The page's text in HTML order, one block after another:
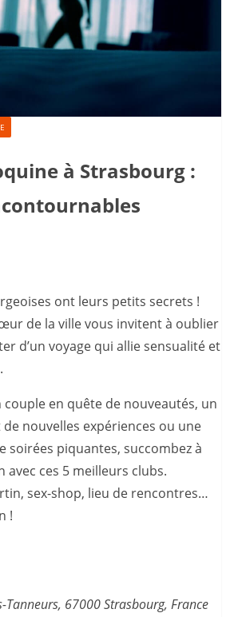
à Strasbourg :
ont leurs petits secrets !
de la ville vous invitent à oublier
d’un voyage qui allie sensualité et
couple en quête de nouveautés, un
nouvelles expériences ou une
soirées piquantes, succombez à
avec ces 5 meilleurs clubs.
sex-shop, lieu de rencontres…
!
Tanneurs, 67000 Strasbourg, France